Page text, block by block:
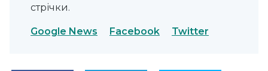
стрічки.
Google News Facebook Twitter